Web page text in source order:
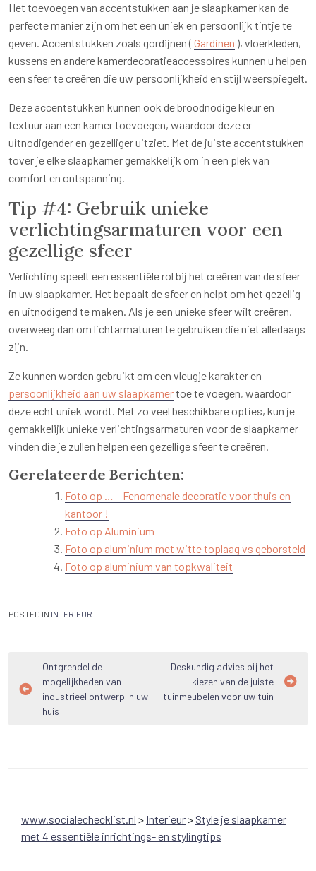
Het toevoegen van accentstukken aan je slaapkamer kan de
perfecte manier zijn om het een uniek en persoonlijk tintje te
geven. Accentstukken zoals gordijnen ( Gardinen ), vloerkleden,
kussens en andere kamerdecoratieaccessoires kunnen u helpen
een sfeer te creëren die uw persoonlijkheid en stijl weerspiegelt.
Deze accentstukken kunnen ook de broodnodige kleur en
textuur aan een kamer toevoegen, waardoor deze er
uitnodigender en gezelliger uitziet. Met de juiste accentstukken
tover je elke slaapkamer gemakkelijk om in een plek van
comfort en ontspanning.
Tip #4: Gebruik unieke
verlichtingsarmaturen voor een
gezellige sfeer
Verlichting speelt een essentiële rol bij het creëren van de sfeer
in uw slaapkamer. Het bepaalt de sfeer en helpt om het gezellig
en uitnodigend te maken. Als je een unieke sfeer wilt creëren,
overweeg dan om lichtarmaturen te gebruiken die niet alledaags
zijn.
Ze kunnen worden gebruikt om een vleugje karakter en
persoonlijkheid aan uw slaapkamertoe te voegen, waardoor
deze echt uniek wordt. Met zo veel beschikbare opties, kun je
gemakkelijk unieke verlichtingsarmaturen voor de slaapkamer
vinden die je zullen helpen een gezellige sfeer te creëren.
Gerelateerde Berichten:
Foto op … – Fenomenale decoratie voor thuis en
kantoor !
Foto op Aluminium
Foto op aluminium met witte toplaag vs geborsteld
Foto op aluminium van topkwaliteit
POSTED IN INTERIEUR
Bericht
navigatie
Ontgrendel de
mogelijkheden van
industrieel ontwerp in uw
huis
Deskundig advies bij het
kiezen van de juiste
tuinmeubelen voor uw tuin
www.socialechecklist.nl > Interieur> Style je slaapkamer
met 4 essentiële inrichtings- en stylingtips